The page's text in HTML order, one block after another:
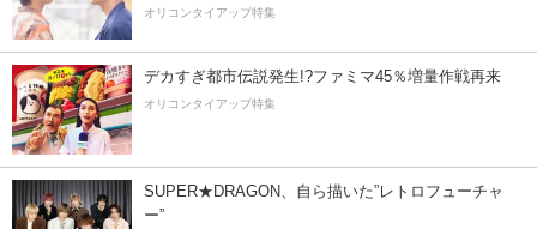
オリコンタイアップ特集
デカすぎ都市伝説発生!?ファミマ45％増量作戦再来
オリコンタイアップ特集
SUPER★DRAGON、自ら描いた”レトロフューチャ
ー”